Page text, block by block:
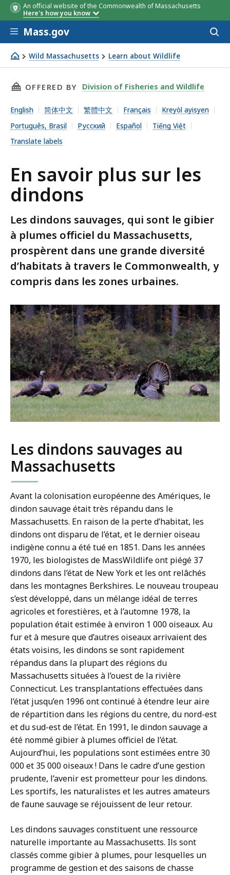
An official website of the Commonwealth of Massachusetts
Here's how you know
Skip to main content
Mass.gov
Wild Massachusetts Learn about Wildlife
En savoir plus sur les dindons
THIS PAGE, EN SAVOIR PLUS SUR LES
OFFERED BY Division of Fisheries and Wildlife
English 简体中文 繁體中文 Français
Kreyòl ayisyen
Português, Brasil
Русский Español
Tiếng Việt
Translate labels
En savoir plus sur les
dindons
Les dindons sauvages, qui sont le gibier
à plumes officiel du Massachusetts,
prospèrent dans une grande diversité
d’habitats à travers le Commonwealth, y
compris dans les zones urbaines.
Les dindons sauvages au
Massachusetts
Avant la colonisation européenne des Amériques, le
dindon sauvage était très répandu dans le
Massachusetts. En raison de la perte d’habitat, les
dindons ont disparu de l’état, et le dernier oiseau
indigène connu a été tué en 1851. Dans les années
1970, les biologistes de MassWildlife ont piégé 37
dindons dans l’état de New York et les ont relâchés
dans les montagnes Berkshires. Le nouveau troupeau
s’est développé, dans un mélange idéal de terres
agricoles et forestières, et à l’automne 1978, la
population était estimée à environ 1 000 oiseaux. Au
fur et à mesure que d’autres oiseaux arrivaient des
états voisins, les dindons se sont rapidement
répandus dans la plupart des régions du
Massachusetts situées à l’ouest de la rivière
Connecticut. Les transplantations effectuées dans
l’état jusqu’en 1996 ont continué à étendre leur aire
de répartition dans les régions du centre, du nord-est
et du sud-est de l’état. En 1991, le dindon sauvage a
été nommé gibier à plumes officiel de l’état.
Aujourd’hui, les populations sont estimées entre 30
000 et 35 000 oiseaux ! Dans le cadre d’une gestion
prudente, l’avenir est prometteur pour les dindons.
Les sportifs, les naturalistes et les autres amateurs
de faune sauvage se réjouissent de leur retour.
Les dindons sauvages constituent une ressource
naturelle importante au Massachusetts. Ils sont
classés comme gibier à plumes, pour lesquelles un
programme de gestion et des saisons de chasse